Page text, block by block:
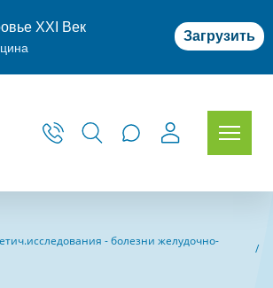
XXI Век
Загрузить
- болезни желудочно-